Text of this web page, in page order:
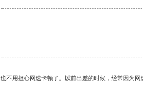
用担心网速卡顿了。以前出差的时候，经常因为